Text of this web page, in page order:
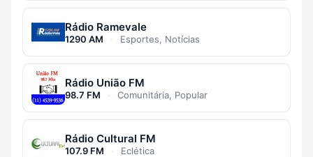
Rádio Ramevale
1290 AM · Esportes, Notícias
Rádio União FM
98.7 FM · Comunitária, Popular
Rádio Cultural FM
107.9 FM · Eclética